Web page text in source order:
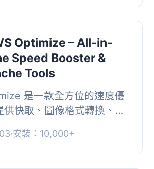
解資...
Optimize – All-in-
Speed Booster &
Tools
是一款全方位的速度優
供快取、圖像格式轉換、關
速提升網站速度及 Core
分...
·安裝：10,000+